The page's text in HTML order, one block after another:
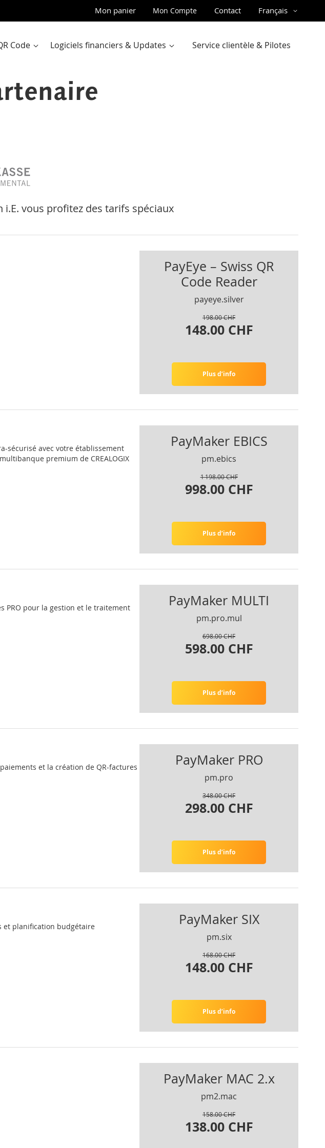
auMon panier Mon Compte Contact Langue
Français
Code Logiciels financiers & Updates Service clientèle & Pilotes
vous profitez des tarifs spéciaux
PayEye – Swiss QR
Code Reader
payeye.silver
198.00 CHF
148.00 CHF
Plus d’info
sécurisé avec votre établissement
premium de CREALOGIX
PayMaker EBICS
pm.ebics
1 198.00 CHF
998.00 CHF
Plus d’info
PRO pour la gestion et le traitement
PayMaker MULTI
pm.pro.mul
698.00 CHF
598.00 CHF
Plus d’info
et la création de QR-factures
PayMaker PRO
pm.pro
348.00 CHF
298.00 CHF
Plus d’info
et planification budgétaire
PayMaker SIX
pm.six
168.00 CHF
148.00 CHF
Plus d’info
PayMaker MAC 2.x
pm2.mac
158.00 CHF
138.00 CHF